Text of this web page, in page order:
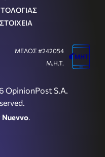
OpinionPost S.A.
Nuevvo.
ΜΕΛΟΣ #242054
Μ.Η.Τ.